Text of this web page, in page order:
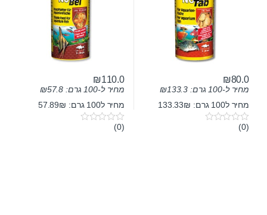
₪80.0
מחיר ל-100 גרם: ₪133.3
מחיר ל100 גרם: 133.33₪
0(0)
₪110.0
מחיר ל-100 גרם: ₪57.8
מחיר ל100 גרם: 57.89₪
0(0)